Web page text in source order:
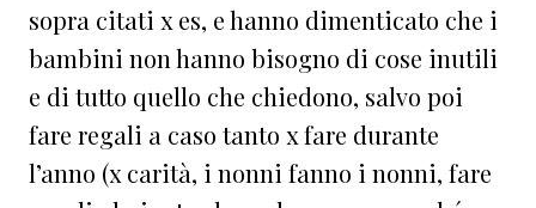
sopra citati x es, e hanno dimenticato che i
bambini non hanno bisogno di cose inutili
e di tutto quello che chiedono, salvo poi
fare regali a caso tanto x fare durante
l’anno (x carità, i nonni fanno i nonni, fare